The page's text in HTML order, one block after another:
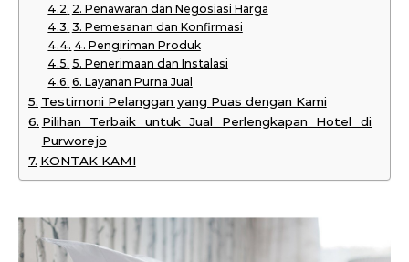
2. Penawaran dan Negosiasi Harga
3. Pemesanan dan Konfirmasi
4. Pengiriman Produk
5. Penerimaan dan Instalasi
6. Layanan Purna Jual
Testimoni Pelanggan yang Puas dengan Kami
Pilihan Terbaik untuk Jual Perlengkapan Hotel di
Purworejo
KONTAK KAMI